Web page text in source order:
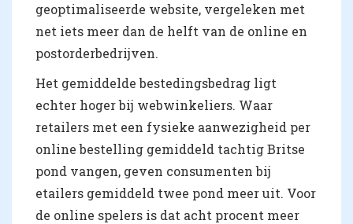
geoptimaliseerde website, vergeleken met
net iets meer dan de helft van de online en
postorderbedrijven.
Het gemiddelde bestedingsbedrag ligt
echter hoger bij webwinkeliers. Waar
retailers met een fysieke aanwezigheid per
online bestelling gemiddeld tachtig Britse
pond vangen, geven consumenten bij
etailers gemiddeld twee pond meer uit. Voor
de online spelers is dat acht procent meer